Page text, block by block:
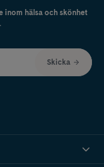
inom hälsa och skönhet
Skicka